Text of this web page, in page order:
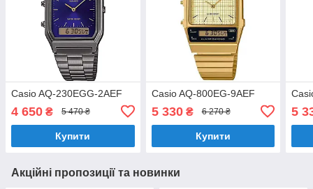
Casio AQ-230EGG-2AEF
4 650 ₴ 5 470 ₴
Купити
Casio AQ-800EG-9AEF
5 330₴ 6 270 ₴
Купити
5
Акційні пропозиції та новинки